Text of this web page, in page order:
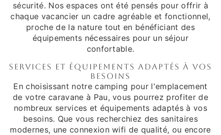
sécurité. Nos espaces ont été pensés pour offrir à
chaque vacancier un cadre agréable et fonctionnel,
proche de la nature tout en bénéficiant des
équipements nécessaires pour un séjour
confortable.
Services et équipements adaptés à vos
besoins
En choisissant notre camping pour l'emplacement
de votre caravane à Pau, vous pourrez profiter de
nombreux services et équipements adaptés à vos
besoins. Que vous recherchiez des sanitaires
modernes, une connexion wifi de qualité, ou encore